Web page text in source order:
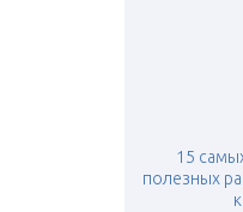
15
полезных